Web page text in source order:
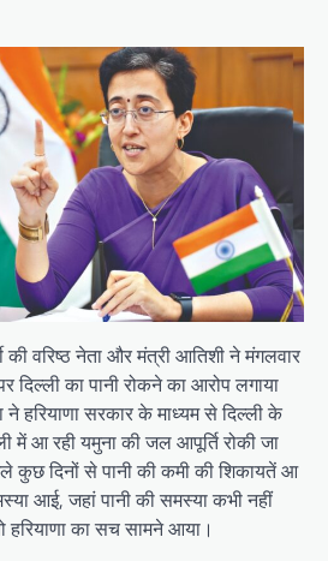
की वरिष्ठ नेता और मंत्री आतिशी ने मंगलवार
दिल्ली का पानी रोकने का आरोप लगाया
हरियाणा सरकार के माध्यम से दिल्ली के
में आ रही यमुना की जल आपूर्ति रोकी जा
कुछ दिनों से पानी की कमी की शिकायतें आ
आई, जहां पानी की समस्या कभी नहीं
हरियाणा का सच सामने आया।